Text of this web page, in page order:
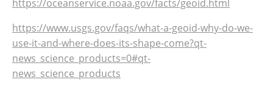
https://oceanservice.noaa.gov/facts/geoid.html
https://www.usgs.gov/faqs/what-a-geoid-why-do-we-
use-it-and-where-does-its-shape-come?qt-
news_science_products=0#qt-
news_science_products